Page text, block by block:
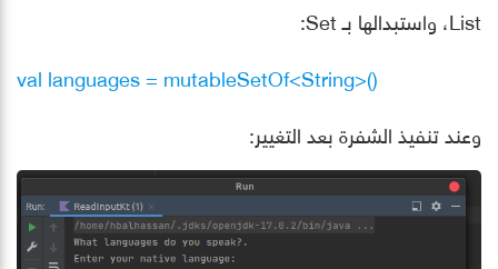
List، واستبدالها بـ Set:
val languages = mutableSetOf<String>()
وعند تنفيذ الشفرة بعد التغيير: